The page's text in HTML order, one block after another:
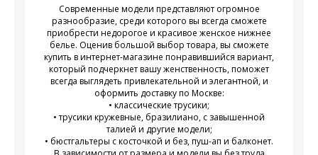
Современные модели представляют огромное
разнообразие, среди которого вы всегда сможете
приобрести недорогое и красивое женское нижнее
белье. Оценив большой выбор товара, вы сможете
купить в интернет-магазине понравившийся вариант,
который подчеркнет вашу женственность, поможет
всегда выглядеть привлекательной и элегантной, и
оформить доставку по Москве:
• классические трусики;
• трусики кружевные, бразилиано, с завышенной
талией и другие модели;
• бюстгальтеры с косточкой и без, пуш-ап и балконет.